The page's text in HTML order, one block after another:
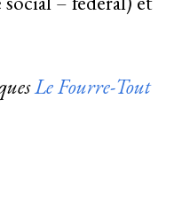
Le Fourre-Tout